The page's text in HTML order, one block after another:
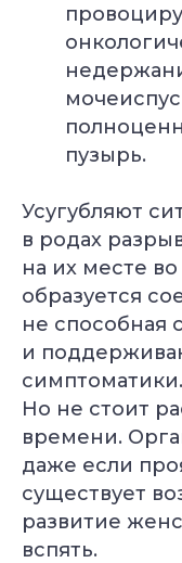
пузырь.
Усугубляют
в родах
на их месте
образуется
не способная
и
симптоматики.
Но не стоит
времени.
даже если
существует
развитие
вспять.